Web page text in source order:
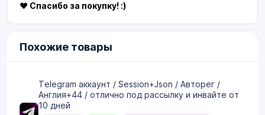
❤️ Спасибо за покупку! :)
Похожие товары
Telegram аккаунт / Session+Json / Авторег /
Англия+44 / отлично под рассылку и инвайте от
10 дней